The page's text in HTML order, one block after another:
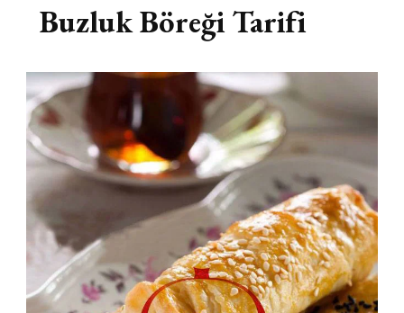
Buzluk Böreği Tarifi